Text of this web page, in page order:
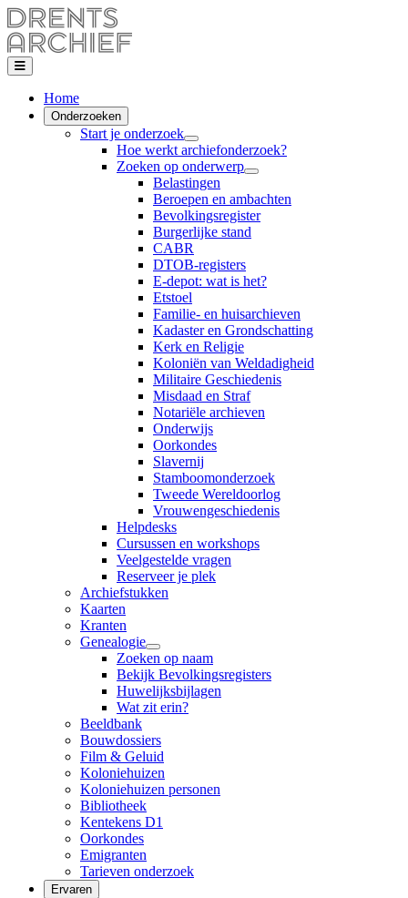
Home
Onderzoeken
Start je onderzoek
Hoe werkt archiefonderzoek?
Zoeken op onderwerp
Belastingen
Beroepen en ambachten
Bevolkingsregister
Burgerlijke stand
CABR
DTOB-registers
E-depot: wat is het?
Etstoel
Familie- en huisarchieven
Kadaster en Grondschatting
Kerk en Religie
Koloniën van Weldadigheid
Militaire Geschiedenis
Misdaad en Straf
Notariële archieven
Onderwijs
Oorkondes
Slavernij
Stamboomonderzoek
Tweede Wereldoorlog
Vrouwengeschiedenis
Helpdesks
Cursussen en workshops
Veelgestelde vragen
Reserveer je plek
Archiefstukken
Kaarten
Kranten
Genealogie
Zoeken op naam
Bekijk Bevolkingsregisters
Huwelijksbijlagen
Wat zit erin?
Beeldbank
Bouwdossiers
Film & Geluid
Koloniehuizen
Koloniehuizen personen
Bibliotheek
Kentekens D1
Oorkondes
Emigranten
Tarieven onderzoek
Ervaren